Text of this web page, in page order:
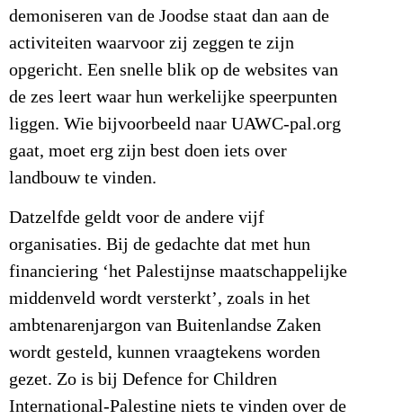
demoniseren van de Joodse staat dan aan de
activiteiten waarvoor zij zeggen te zijn
opgericht. Een snelle blik op de websites van
de zes leert waar hun werkelijke speerpunten
liggen. Wie bijvoorbeeld naar UAWC-pal.org
gaat, moet erg zijn best doen iets over
landbouw te vinden.
Datzelfde geldt voor de andere vijf
organisaties. Bij de gedachte dat met hun
financiering ‘het Palestijnse maatschappelijke
middenveld wordt versterkt’, zoals in het
ambtenarenjargon van Buitenlandse Zaken
wordt gesteld, kunnen vraagtekens worden
gezet. Zo is bij Defence for Children
International-Palestine niets te vinden over de